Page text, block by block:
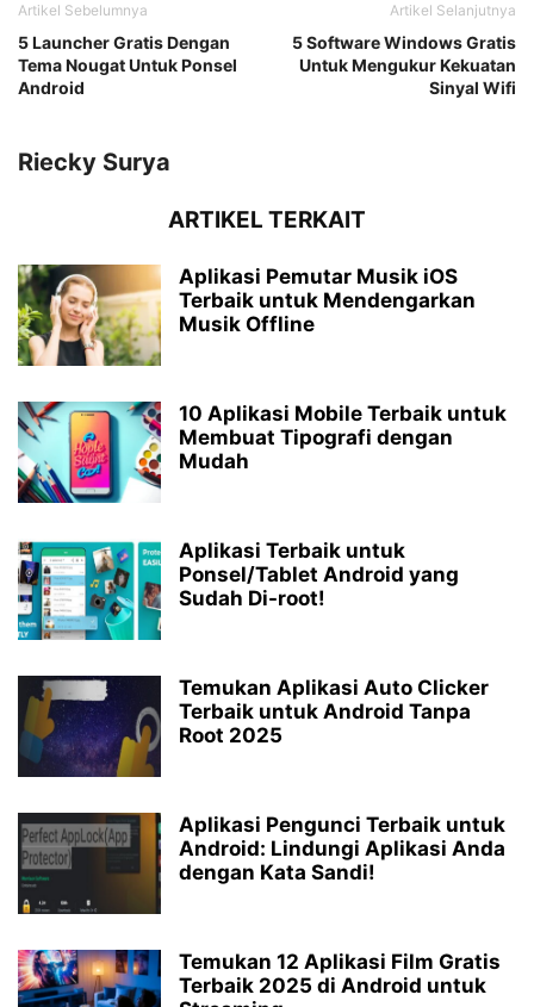
Artikel Sebelumnya
5 Launcher Gratis Dengan
Tema Nougat Untuk Ponsel
Android
Artikel Selanjutnya
5 Software Windows Gratis
Untuk Mengukur Kekuatan
Sinyal Wifi
Riecky Surya
ARTIKEL TERKAIT
Aplikasi Pemutar Musik iOS
Terbaik untuk Mendengarkan
Musik Offline
10 Aplikasi Mobile Terbaik untuk
Membuat Tipografi dengan
Mudah
Aplikasi Terbaik untuk
Ponsel/Tablet Android yang
Sudah Di-root!
Temukan Aplikasi Auto Clicker
Terbaik untuk Android Tanpa
Root 2025
Aplikasi Pengunci Terbaik untuk
Android: Lindungi Aplikasi Anda
dengan Kata Sandi!
Temukan 12 Aplikasi Film Gratis
Terbaik 2025 di Android untuk